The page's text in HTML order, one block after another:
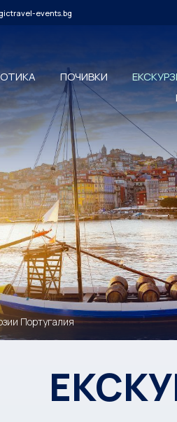
events.bg
ПОЧИВКИ
Португалия